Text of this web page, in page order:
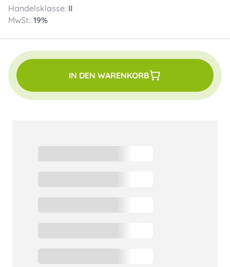
Handelsklasse: II
MwSt.: 19%
IN DEN WARENKORB